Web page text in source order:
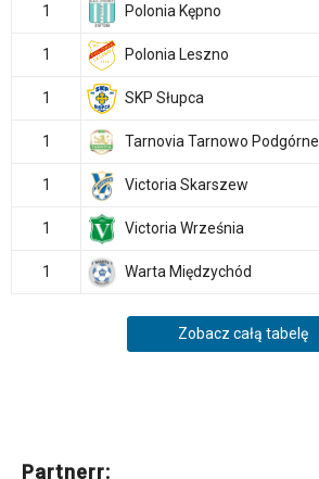
1 Polonia Kępno
1 Polonia Leszno
1 SKP Słupca
1 Tarnovia Tarnowo Podgórne
1 Victoria Skarszew
1 Victoria Września
1 Warta Międzychód
Zobacz całą tabelę
Partnerr: